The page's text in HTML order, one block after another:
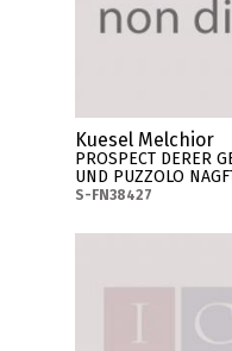
Kuesel Melchior
PROSPECT DERER
UND PUZZOLO
S-FN38427